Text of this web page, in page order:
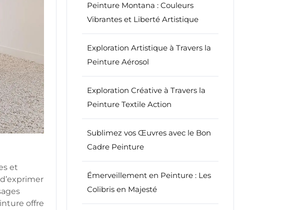
et
offre
Peinture Montana : Couleurs
Vibrantes et Liberté Artistique
Exploration Artistique à Travers la
Peinture Aérosol
Exploration Créative à Travers la
Peinture Textile Action
Sublimez vos Œuvres avec le Bon
Cadre Peinture
Émerveillement en Peinture : Les
Colibris en Majesté